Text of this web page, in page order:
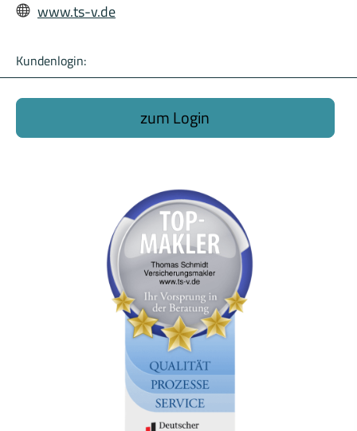
www.ts-v.de
Kundenlogin:
zum Login